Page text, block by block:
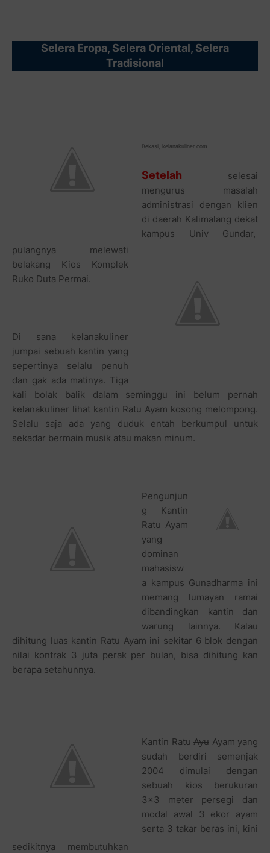
Selera Eropa, Selera Oriental, Selera
Tradisional
Bekasi, kelanakuliner.com
Setelah selesai
mengurus masalah
administrasi dengan klien
di daerah Kalimalang dekat
kampus Univ Gundar,
pulangnya melewati
belakang Kios Komplek
Ruko Duta Permai.
Di sana kelanakuliner
jumpai sebuah kantin yang
sepertinya selalu penuh
dan gak ada matinya. Tiga
kali bolak balik dalam seminggu ini belum pernah
kelanakuliner lihat kantin Ratu Ayam kosong melompong.
Selalu saja ada yang duduk entah berkumpul untuk
sekadar bermain musik atau makan minum.
Pengunjun
g Kantin
Ratu Ayam
yang
dominan
mahasisw
a kampus Gunadharma ini
memang lumayan ramai
dibandingkan kantin dan
warung lainnya. Kalau
dihitung luas kantin Ratu Ayam ini sekitar 6 blok dengan
nilai kontrak 3 juta perak per bulan, bisa dihitung kan
berapa setahunnya.
Kantin Ratu Ayu Ayam yang
sudah berdiri semenjak
2004 dimulai dengan
sebuah kios berukuran
3x3 meter persegi dan
modal awal 3 ekor ayam
serta 3 takar beras ini, kini
sedikitnya membutuhkan